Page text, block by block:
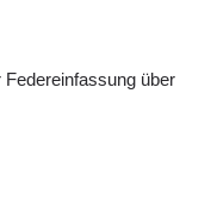
Federeinfassung über